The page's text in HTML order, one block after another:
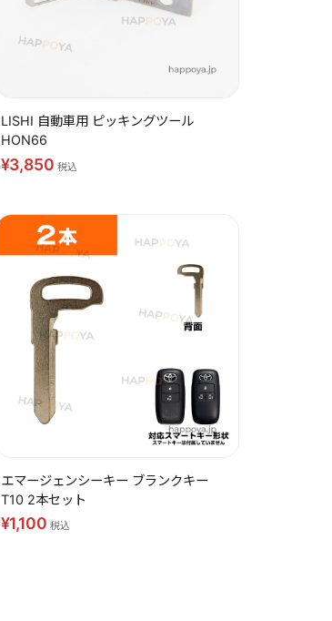
LISHI 自動車用 ピッキングツール
HON66
¥3,850税込
エマージェンシーキー ブランクキー
T10 2本セット
¥1,100税込